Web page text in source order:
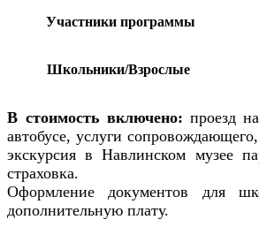
Участники программы
Школьники/Взрослые
В стоимость включено: проезд
автобусе, услуги
экскурсия в Навлинском музее
страховка.
Оформление документов для
дополнительную плату.